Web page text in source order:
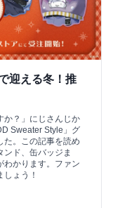
迎える冬！推
か？」にじさんじか
Sweater Style」グ
た。この記事を読め
ド、缶バッジま
わかります。ファン
ょう！